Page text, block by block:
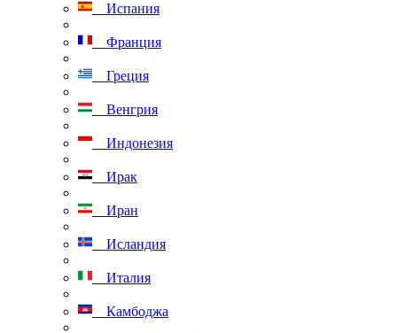
Испания
Франция
Греция
Венгрия
Индонезия
Ирак
Иран
Исландия
Италия
Камбоджа